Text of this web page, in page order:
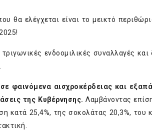
θα ελέγχεται είναι το μεικτό
ενδοομιλικές συναλλαγές
φαινόμενα αισχροκέρδειας και
της Κυβέρνησης.Λαμβάνοντας
κατά 25,4%, της σοκολάτας 20,3%, του